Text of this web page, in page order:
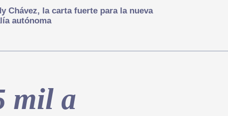
Chávez, la carta fuerte para la nueva
autónoma
mil a